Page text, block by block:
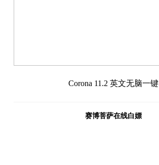
Corona 11.2 英文无脑一键
赛博菩萨在线白嫖